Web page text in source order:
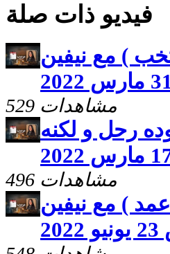
فيديو ذات صلة
) مع نيفين
529 مشاهدات
رحل و لكنه
496 مشاهدات
عمد ) مع نيفين